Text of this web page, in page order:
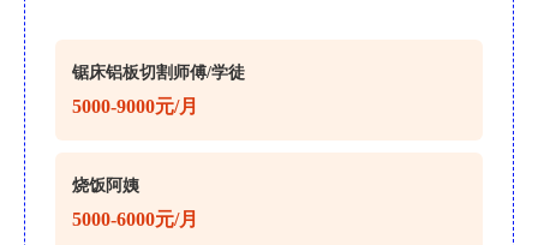
锯床铝板切割师傅/学徒
5000-9000元/月
烧饭阿姨
5000-6000元/月